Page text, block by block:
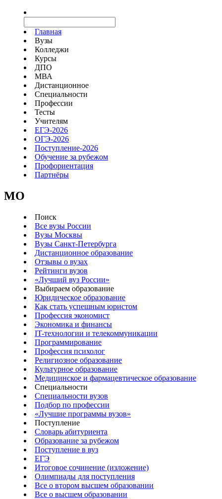
Главная
Вузы
Колледжи
Курсы
ДПО
МВА
Дистанционное
Специальности
Профессии
Тесты
Учителям
ЕГЭ-2026
ОГЭ-2026
Поступление-2026
Обучение за рубежом
Профориентация
Партнёры
MO
Поиск
Все вузы России
Вузы Москвы
Вузы Санкт-Петербурга
Дистанционное образование
Отзывы о вузах
Рейтинги вузов
«Лучший вуз России»
Выбираем образование
Юридическое образование
Как стать успешным юристом
Профессия экономист
Экономика и финансы
IT-технологии и телекоммуникации
Программирование
Профессия психолог
Религиозное образование
Культурное образование
Медицинское и фармацевтическое образование
Специальности
Специальности вузов
Подбор по профессии
«Лучшие программы вузов»
Поступление
Словарь абитуриента
Образование за рубежом
Поступление в вуз
ЕГЭ
Итоговое сочинение (изложение)
Олимпиады для поступления
Все о втором высшем образовании
Все о высшем образовании